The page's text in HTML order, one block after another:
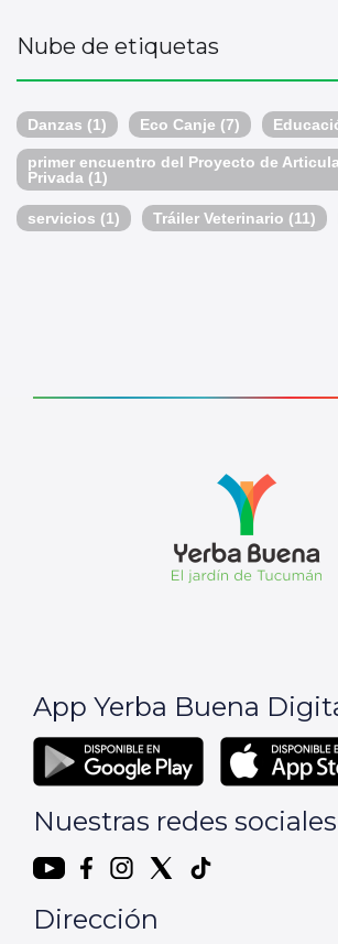
Nube de etiquetas
Danzas (1) Eco Canje (7)
primer encuentro del Proyecto de
Privada (1)
servicios (1) Tráiler Veterinario (11)
App Yerba Buena
Nuestras redes sociales
Dirección